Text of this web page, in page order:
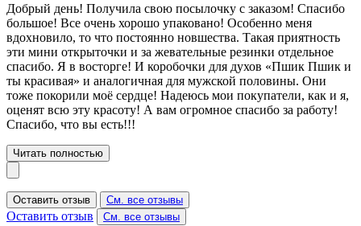
Добрый день! Получила свою посылочку с заказом! Спасибо
большое! Все очень хорошо упаковано! Особенно меня
вдохновило, то что постоянно новшества. Такая приятность
эти мини открыточки и за жевательные резинки отдельное
спасибо. Я в восторге! И коробочки для духов «Пшик Пшик и
ты красивая» и аналогичная для мужской половины. Они
тоже покорили моё сердце! Надеюсь мои покупатели, как и я,
оценят всю эту красоту! А вам огромное спасибо за работу!
Спасибо, что вы есть!!!
Читать полностью
Оставить отзыв См. все отзывы
Оставить отзыв См. все отзывы